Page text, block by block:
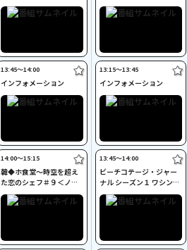
13:45〜14:00
インフォメーション
14:00〜15:15
韓◆ホ食堂～時空を超え
た恋のシェフ＃９＜ノー
カット版＞［字］
ーカット版＞［字］
13:15〜13:45
インフォメーション
13:45〜14:00
ビーチコテージ・ジャー
ナル シーズン１ ワシント
ン州シアトル［字］